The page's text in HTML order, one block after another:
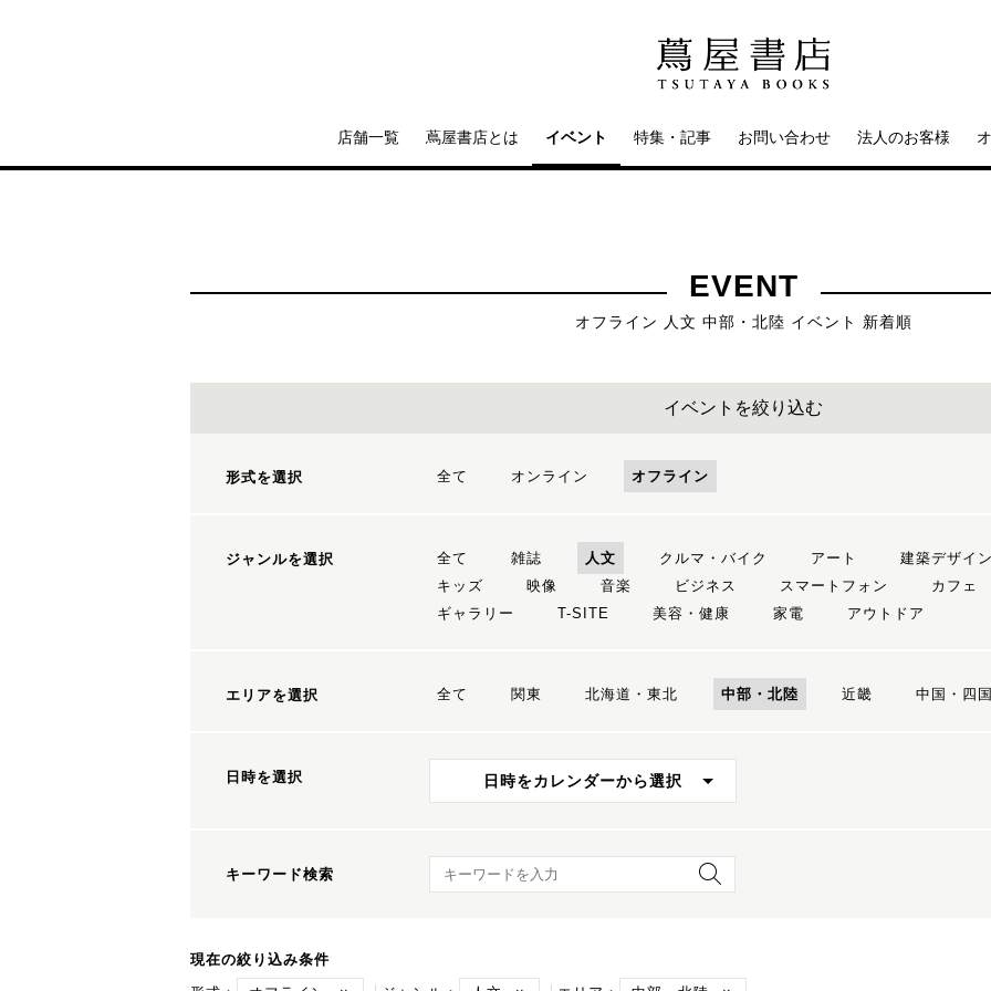
店舗一覧 蔦屋書店とは イベント 特集・記事 お問い合わせ 法人のお客様
EVENT
オフライン 人文 中部・北陸 イベント 新着順
イベントを絞り込む
形式を選択 全て オンライン オフライン
ジャンルを選択 全て 雑誌 人文 クルマ・バイク アート 建築デザイン
キッズ
映像 音楽 ビジネス スマートフォン カフェ
ギャラリー
T-SITE 美容・健康 家電 アウトドア
エリアを選択 全て 関東 北海道・東北 中部・北陸 近畿 中国・四国
日時を選択 日時をカレンダーから選択
キーワード検索 キーワード検索
現在の絞り込み条件